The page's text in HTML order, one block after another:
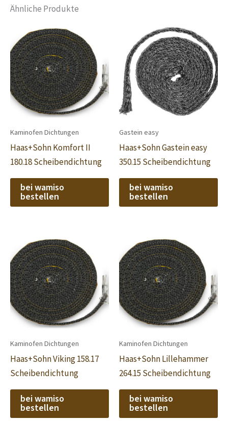
Ähnliche Produkte
Kaminofen Dichtungen
Haas+Sohn Komfort II
180.18 Scheibendichtung
bei wamiso
bestellen
Gastein easy
Haas+Sohn Gastein easy
350.15 Scheibendichtung
bei wamiso
bestellen
Kaminofen Dichtungen
Haas+Sohn Viking 158.17
Scheibendichtung
bei wamiso
bestellen
Kaminofen Dichtungen
Haas+Sohn Lillehammer
264.15 Scheibendichtung
bei wamiso
bestellen